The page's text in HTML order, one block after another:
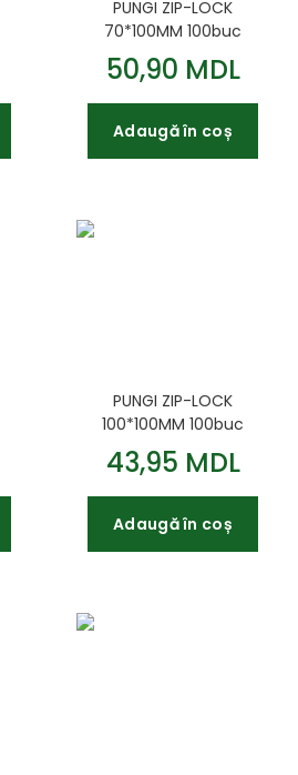
PUNGI ZIP-LOCK
70*100MM 100buc
50,90 MDL
Adaugă în coș
PUNGI ZIP-LOCK
100*100MM 100buc
43,95 MDL
Adaugă în coș